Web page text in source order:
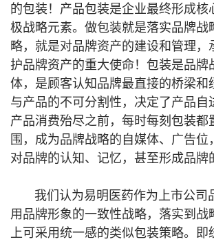
的包装！产品包装是企业最终形成核
极战略元素。做包装就是落实品牌战
略，就是对品牌资产的建设和管理，
护品牌资产的重大使命！包装是品牌
体，是顾客认知品牌最直接的桥梁和
与产品的不可分割性，决定了产品自
产品消费殆尽之前，每时每刻包装都
围，成为品牌战略的自媒体、广告位
对品牌的认知、记忆，甚至形成品牌
我们认为易明医药作为上市公司
用品牌形象的一致性战略，落实到战
上可采用统一感的类似包装策略。即